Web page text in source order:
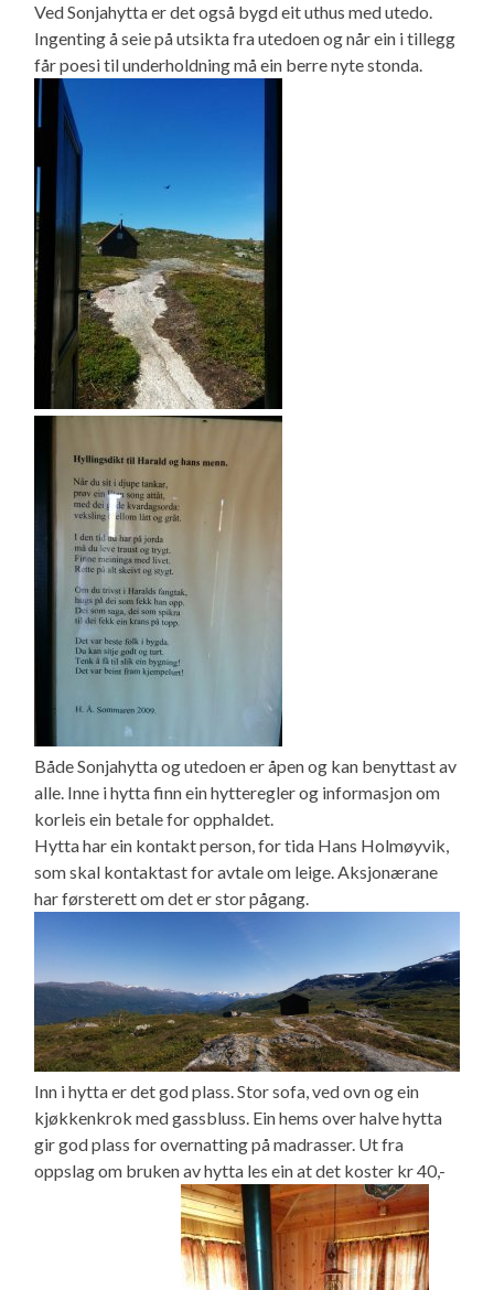
Ved Sonjahytta er det også bygd eit uthus med utedo.
Ingenting å seie på utsikta fra utedoen og når ein i tillegg
får poesi til underholdning må ein berre nyte stonda.
Både Sonjahytta og utedoen er åpen og kan benyttast av
alle. Inne i hytta finn ein hytteregler og informasjon om
korleis ein betale for opphaldet.
Hytta har ein kontakt person, for tida Hans Holmøyvik,
som skal kontaktast for avtale om leige. Aksjonærane
har førsterett om det er stor pågang.
Inn i hytta er det god plass. Stor sofa, ved ovn og ein
kjøkkenkrok med gassbluss. Ein hems over halve hytta
gir god plass for overnatting på madrasser. Ut fra
oppslag om bruken av hytta les ein at det koster kr 40,-